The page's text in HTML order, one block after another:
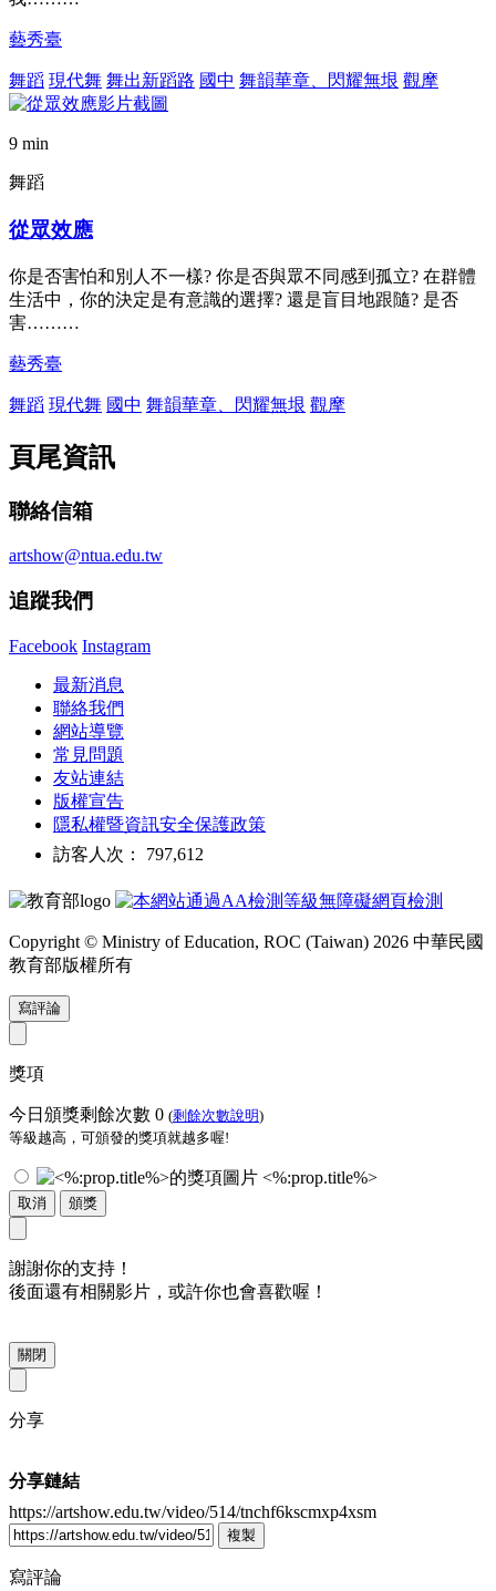
藝秀臺
舞蹈 現代舞 舞出新蹈路 國中 舞韻華章、閃耀無垠 觀摩
9 min
舞蹈
從眾效應
你是否害怕和別人不一樣? 你是否與眾不同感到孤立? 在群體
生活中，你的決定是有意識的選擇? 還是盲目地跟隨? 是否
害………
藝秀臺
舞蹈 現代舞 國中 舞韻華章、閃耀無垠 觀摩
頁尾資訊
聯絡信箱
artshow@ntua.edu.tw
追蹤我們
Facebook Instagram
最新消息
聯絡我們
網站導覽
常見問題
友站連結
版權宣告
隱私權暨資訊安全保護政策
訪客人次： 797,612
Copyright © Ministry of Education, ROC (Taiwan) 2026 中華民國
教育部版權所有
寫評論
獎項
今日頒獎剩餘次數 0 (剩餘次數說明)
等級越高，可頒發的獎項就越多喔!
<%:prop.title%>
取消 頒獎
謝謝你的支持！
後面還有相關影片，或許你也會喜歡喔！
關閉
分享
分享鏈結
https://artshow.edu.tw/video/514/tnchf6kscmxp4xsm
複製
寫評論